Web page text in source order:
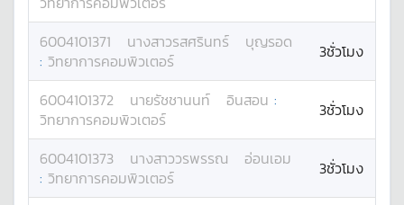
6004101371 นางสาวรสศรินทร์
บุญรอด
: วิทยาการคอมพิวเตอร์ 3ชั่วโมง
6004101372 นายรัชชานนท์ อินสอน :
วิทยาการคอมพิวเตอร์
3ชั่วโมง
6004101373 นางสาววรพรรณ
อ่อนเอม
: วิทยาการคอมพิวเตอร์ 3ชั่วโมง